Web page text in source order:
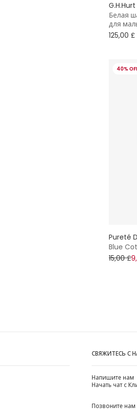
Белая
для
125,00 £
40%
Pureté
Blue
15,00 £
СВЯЖИТЕСЬ С
Напишите нам
Начать чат с
Позвоните нам